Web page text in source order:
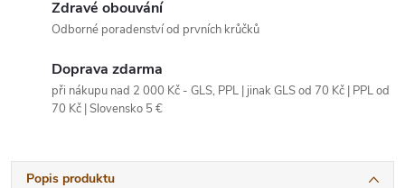
Zdravé obouvání
Odborné poradenství od prvních krůčků
Doprava zdarma
při nákupu nad 2 000 Kč - GLS, PPL | jinak GLS od 70 Kč | PPL od
70 Kč | Slovensko 5 €
Popis produktu